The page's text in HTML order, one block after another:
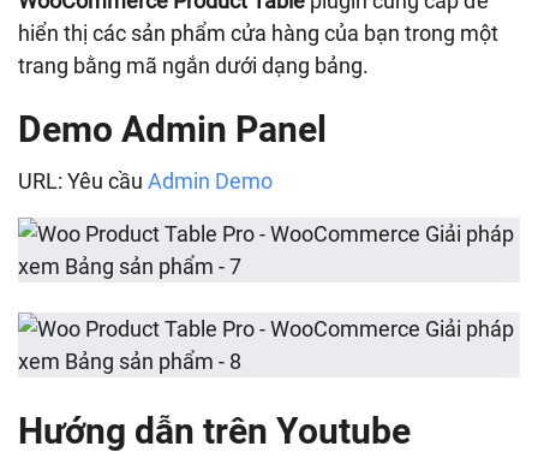
hiển thị các sản phẩm cửa hàng của bạn trong một
trang bằng mã ngắn dưới dạng bảng.
Demo Admin Panel
URL: Yêu cầu Admin Demo
Hướng dẫn trên Youtube